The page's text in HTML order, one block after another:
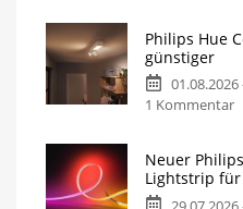
Philips Hue
günstiger
1 Kommentar
Neuer
Lightstrip für